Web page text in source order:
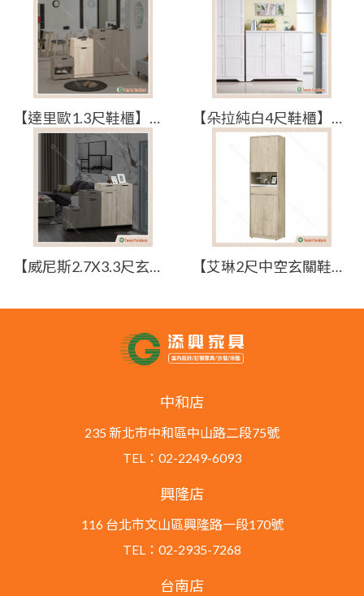
【達里歐1.3尺鞋櫃】【2025-B1516-6】【添興家具】 【朵拉純白4尺鞋櫃】【2023-C563-5】【添興家具】
【威尼斯2.7X3.3尺玄關鞋櫃】【2024-J590-3】【添興家具】 【艾琳2尺中空玄關鞋櫃】【2024-J570-12】【添興家具】
中和店
235 新北市中和區中山路二段75號
TEL：02-2249-6093
興隆店
116 台北市文山區興隆路一段170號
TEL：02-2935-7268
台南店